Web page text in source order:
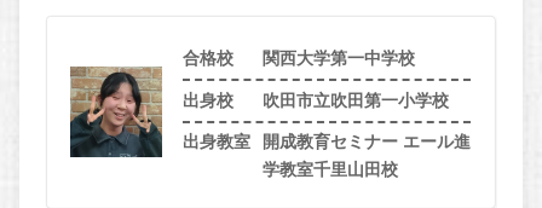
合格校 関西大学第一中学校
出身校 吹田市立吹田第一小学校
出身教室
開成教育セミナー エール進
学教室千里山田校